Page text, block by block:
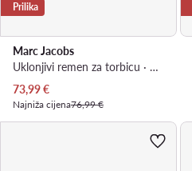
Prilika
Marc Jacobs
Uklonjivi remen za torbicu · Crna
Trenutna cijena
73,99€
Najniža cijena76,99 €